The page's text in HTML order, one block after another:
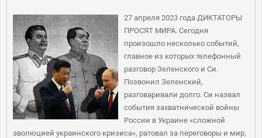
27 апреля 2023 года ДИКТАТОРЫ
ПРОСЯТ МИРА. Сегодня
произошло несколько событий,
главное из которых телефонный
разговор Зеленского и Си.
Позвонил Зеленский,
разговаривали долго. Си назвал
события захватнической войны
России в Украине «сложной
эволюцией украинского кризиса», ратовал за переговоры и мир,